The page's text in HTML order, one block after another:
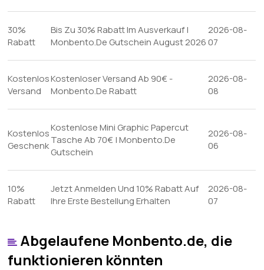
30%
Rabatt
Bis Zu 30% Rabatt Im Ausverkauf |
Monbento.De Gutschein August 2026
2026-08-
07
Kostenlos
Versand
Kostenloser Versand Ab 90€ -
Monbento.De Rabatt
2026-08-
08
Kostenlos
Geschenk
Kostenlose Mini Graphic Papercut
Tasche Ab 70€ | Monbento.De
Gutschein
2026-08-
06
10%
Rabatt
Jetzt Anmelden Und 10% Rabatt Auf
Ihre Erste Bestellung Erhalten
2026-08-
07
Abgelaufene Monbento.de, die
funktionieren könnten